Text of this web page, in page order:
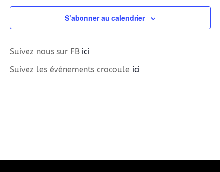
S’abonner au calendrier
Suivez nous sur FB ici
Suivez les événements crocoule ici